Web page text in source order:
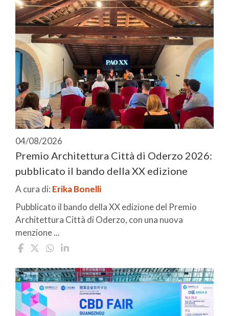
04/08/2026
Premio Architettura Città di Oderzo 2026:
pubblicato il bando della XX edizione
A cura di: Erika Bonelli
Pubblicato il bando della XX edizione del Premio
Architettura Città di Oderzo, con una nuova
menzione ...